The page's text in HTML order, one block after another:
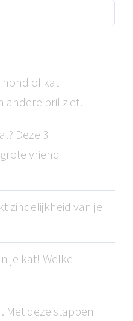
of kat
andere bril ziet!
Deze 3
vriend
zindelijkheid van je
je kat! Welke
deze stappen